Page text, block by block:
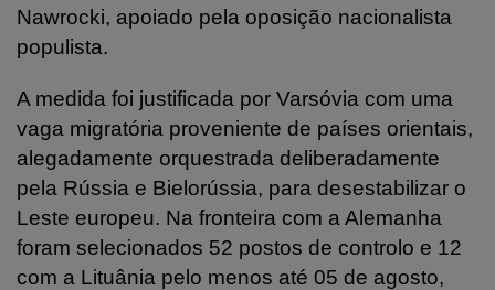
Nawrocki, apoiado pela oposição nacionalista
populista.
A medida foi justificada por Varsóvia com uma
vaga migratória proveniente de países orientais,
alegadamente orquestrada deliberadamente
pela Rússia e Bielorússia, para desestabilizar o
Leste europeu. Na fronteira com a Alemanha
foram selecionados 52 postos de controlo e 12
com a Lituânia pelo menos até 05 de agosto,